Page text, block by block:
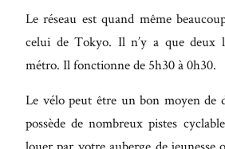
Le réseau est quand même
celui de Tokyo. Il n’y a que deux
métro. Il fonctionne de 5h30 à 0h30.
Le vélo peut être un bon moyen de
possède de nombreux pistes